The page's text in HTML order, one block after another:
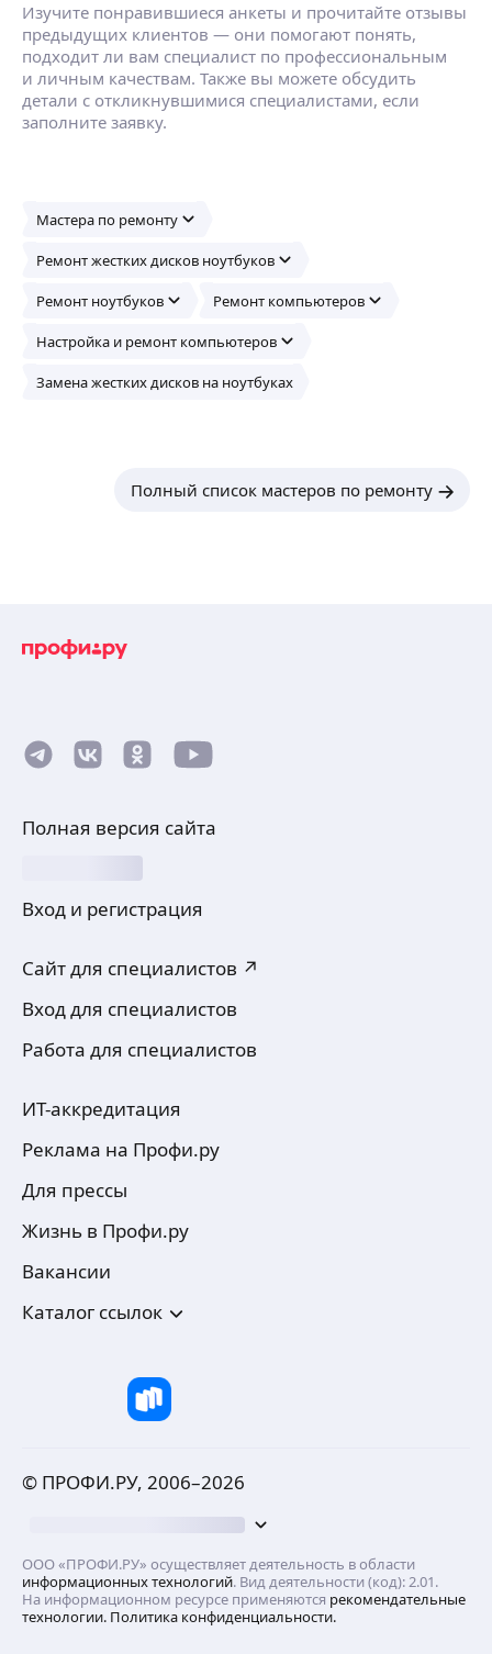
Изучите понравившиеся анкеты и прочитайте отзывы
предыдущих клиентов — они помогают понять,
подходит ли вам специалист по профессиональным
и личным качествам. Также вы можете обсудить
детали с откликнувшимися специалистами, если
заполните заявку.
Мастера по ремонту
Ремонт жестких дисков ноутбуков
Ремонт ноутбуков Ремонт компьютеров
Настройка и ремонт компьютеров
Замена жестких дисков на ноутбуках
Полный список мастеров по ремонту
Полная версия сайта
Вход и регистрация
Сайт для специалистов ↗
Вход для специалистов
Работа для специалистов
ИТ-аккредитация
Реклама на Профи.ру
Для прессы
Жизнь в Профи.ру
Вакансии
Каталог ссылок
© ПРОФИ.РУ, 2006–2026
ООО «ПРОФИ.РУ» осуществляет деятельность в области
информационных технологий. Вид деятельности (код): 2.01.
На информационном ресурсе применяются рекомендательные
технологии. Политика конфиденциальности.